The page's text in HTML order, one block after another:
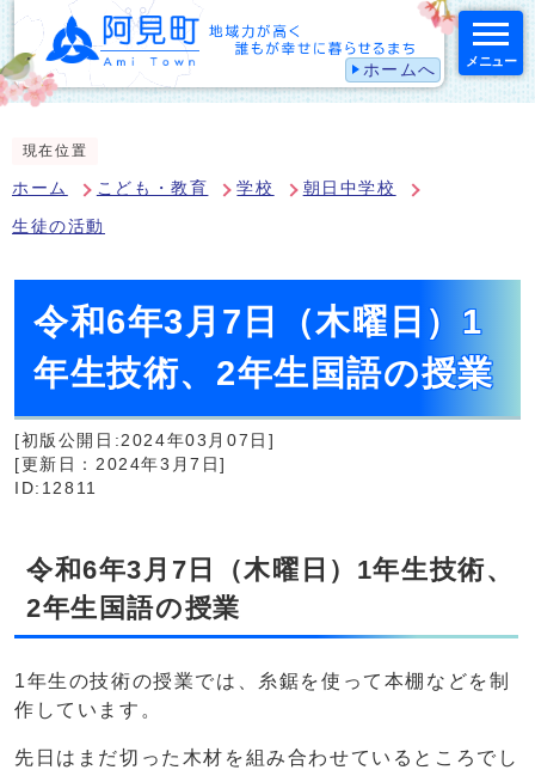
ホームへ メニュー
現在位置
ホーム こども・教育 学校 朝日中学校
生徒の活動
令和6年3月7日（木曜日）1
年生技術、2年生国語の授業
[初版公開日:2024年03月07日]
[更新日：2024年3月7日]
ID:12811
令和6年3月7日（木曜日）1年生技術、
2年生国語の授業
1年生の技術の授業では、糸鋸を使って本棚などを制
作しています。
先日はまだ切った木材を組み合わせているところでし